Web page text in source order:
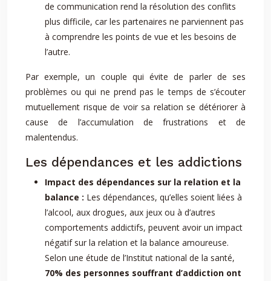
de communication rend la résolution des conflits
plus difficile, car les partenaires ne parviennent pas
à comprendre les points de vue et les besoins de
l’autre.
Par exemple, un couple qui évite de parler de ses
problèmes ou qui ne prend pas le temps de s’écouter
mutuellement risque de voir sa relation se détériorer à
cause de l’accumulation de frustrations et de
malentendus.
Les dépendances et les addictions
Impact des dépendances sur la relation et la
balance : Les dépendances, qu’elles soient liées à
l’alcool, aux drogues, aux jeux ou à d’autres
comportements addictifs, peuvent avoir un impact
négatif sur la relation et la balance amoureuse.
Selon une étude de l’Institut national de la santé,
70% des personnes souffrant d’addiction ont